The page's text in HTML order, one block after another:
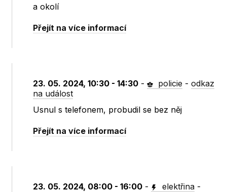
a okolí
Přejít na více informací
23. 05. 2024, 10:30 - 14:30 - policie -odkaz
na událost
Usnul s telefonem, probudil se bez něj
Přejít na více informací
23. 05. 2024, 08:00 - 16:00 - elektřina -